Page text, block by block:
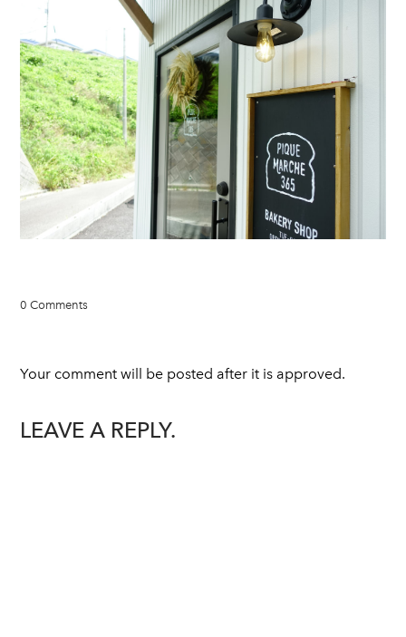
0 Comments
Your comment will be posted after it is approved.
LEAVE A REPLY.